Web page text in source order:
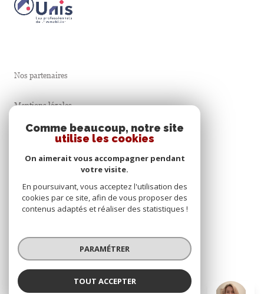
Nos partenaires
Mentions légales
Politique RGPD
Comme beaucoup, notre site
utilise les cookies
On aimerait vous accompagner pendant
votre visite.
En poursuivant, vous acceptez l'utilisation des
cookies par ce site, afin de vous proposer des
contenus adaptés et réaliser des statistiques !
PARAMÉTRER
TOUT ACCEPTER